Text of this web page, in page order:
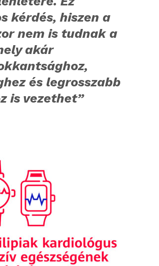
kérdés, hiszen a
nem is tudnak a
akár
és legrosszabb
is vezethet”